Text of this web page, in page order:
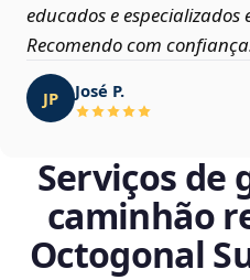
educados e especializados
Recomendo com
JP José P.
Serviços de
caminhão
Octogonal